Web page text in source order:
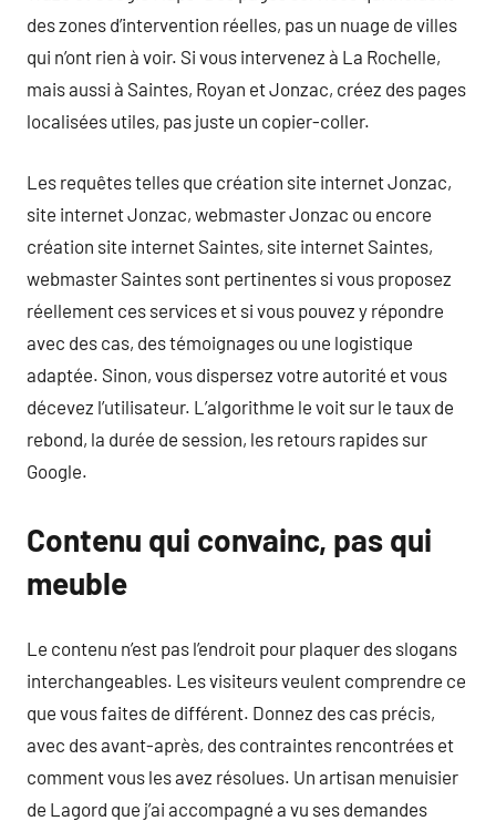
des zones d’intervention réelles, pas un nuage de villes
qui n’ont rien à voir. Si vous intervenez à La Rochelle,
mais aussi à Saintes, Royan et Jonzac, créez des pages
localisées utiles, pas juste un copier-coller.
Les requêtes telles que création site internet Jonzac,
site internet Jonzac, webmaster Jonzac ou encore
création site internet Saintes, site internet Saintes,
webmaster Saintes sont pertinentes si vous proposez
réellement ces services et si vous pouvez y répondre
avec des cas, des témoignages ou une logistique
adaptée. Sinon, vous dispersez votre autorité et vous
décevez l’utilisateur. L’algorithme le voit sur le taux de
rebond, la durée de session, les retours rapides sur
Google.
Contenu qui convainc, pas qui
meuble
Le contenu n’est pas l’endroit pour plaquer des slogans
interchangeables. Les visiteurs veulent comprendre ce
que vous faites de différent. Donnez des cas précis,
avec des avant-après, des contraintes rencontrées et
comment vous les avez résolues. Un artisan menuisier
de Lagord que j’ai accompagné a vu ses demandes